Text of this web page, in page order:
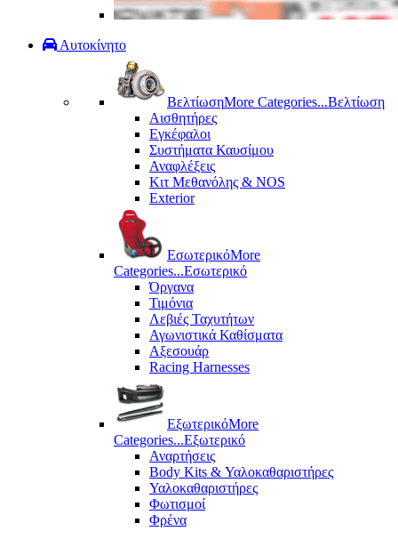
Αυτοκίνητο
ΒελτίωσηMore Categories...Βελτίωση
Αισθητήρες
Εγκέφαλοι
Συστήματα Καυσίμου
Αναφλέξεις
Κιτ Μεθανόλης & ΝΟS
Exterior
ΕσωτερικόMore
Categories...Εσωτερικό
Όργανα
Τιμόνια
Λεβιές Ταχυτήτων
Αγωνιστικά Καθίσματα
Αξεσουάρ
Racing Harnesses
ΕξωτερικόMore
Categories...Εξωτερικό
Αναρτήσεις
Body Kits & Υαλοκαθαριστήρες
Υαλοκαθαριστήρες
Φωτισμοί
Φρένα